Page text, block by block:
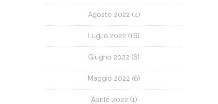
Agosto 2022 (4)
Luglio 2022 (16)
Giugno 2022 (6)
Maggio 2022 (6)
Aprile 2022 (1)